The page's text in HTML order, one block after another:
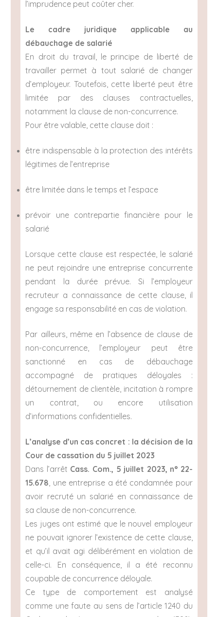
l’imprudence peut coûter cher.
Le cadre juridique applicable au
débauchage de salarié
En droit du travail, le principe de liberté de
travailler permet à tout salarié de changer
d’employeur. Toutefois, cette liberté peut être
limitée par des clauses contractuelles,
notamment la clause de non-concurrence.
Pour être valable, cette clause doit :
être indispensable à la protection des intérêts
légitimes de l’entreprise
être limitée dans le temps et l’espace
prévoir une contrepartie financière pour le
salarié
Lorsque cette clause est respectée, le salarié
ne peut rejoindre une entreprise concurrente
pendant la durée prévue. Si l’employeur
recruteur a connaissance de cette clause, il
engage sa responsabilité en cas de violation.
Par ailleurs, même en l’absence de clause de
non-concurrence, l’employeur peut être
sanctionné en cas de débauchage
accompagné de pratiques déloyales :
détournement de clientèle, incitation à rompre
un contrat, ou encore utilisation
d’informations confidentielles.
L’analyse d’un cas concret : la décision de la
Cour de cassation du 5 juillet 2023
Dans l’arrêt Cass. Com., 5 juillet 2023, n° 22-
15.678 , une entreprise a été condamnée pour
avoir recruté un salarié en connaissance de
sa clause de non-concurrence.
Les juges ont estimé que le nouvel employeur
ne pouvait ignorer l’existence de cette clause,
et qu’il avait agi délibérément en violation de
celle-ci. En conséquence, il a été reconnu
coupable de concurrence déloyale.
Ce type de comportement est analysé
comme une faute au sens de l’article 1240 du